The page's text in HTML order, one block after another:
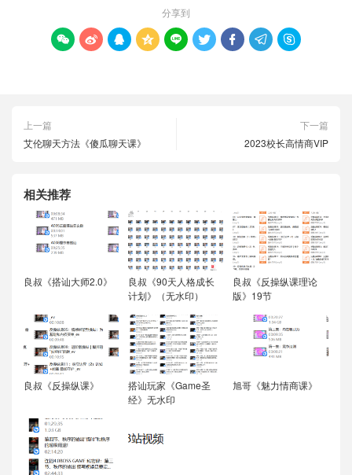
分享到
        
上一篇
艾伦聊天方法《傻瓜聊天课》
下一篇
2023校长高情商VIP
相关推荐
良叔《搭讪大师2.0》
良叔《90天人格成长
计划》（无水印）
良叔《反操纵课理论
版》19节
良叔《反操纵课》
搭讪玩家《Game圣
经》无水印
旭哥《魅力情商课》